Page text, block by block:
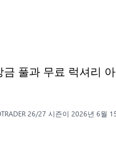
풀과 무료 럭셔리
26/27 시즌이 2026년 6월